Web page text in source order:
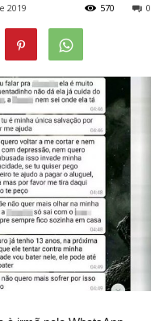
2019 0
570